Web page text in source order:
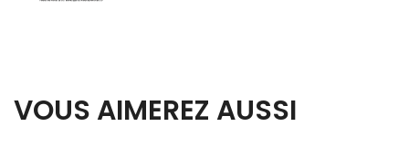
VOUS AIMEREZ AUSSI